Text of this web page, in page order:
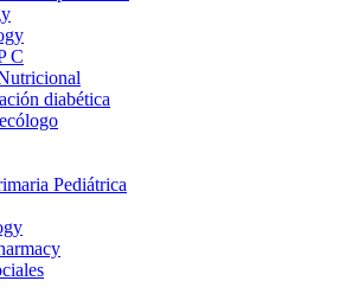
C
diabética
Pediátrica